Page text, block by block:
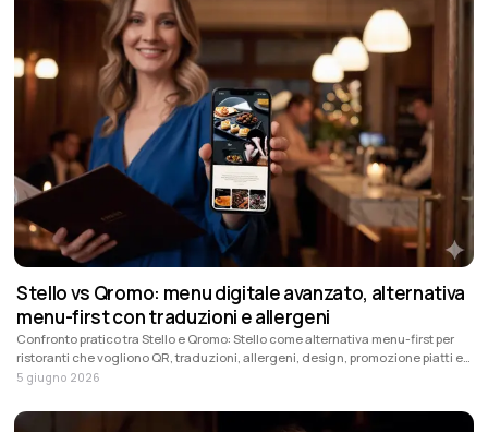
Stello vs Qromo: menu digitale avanzato, alternativa
menu-first con traduzioni e allergeni
Confronto pratico tra Stello e Qromo: Stello come alternativa menu-first per
ristoranti che vogliono QR, traduzioni, allergeni, design, promozione piatti e
aggiornamenti rapidi; Qromo quando servono anche POS, ordini e
5 giugno 2026